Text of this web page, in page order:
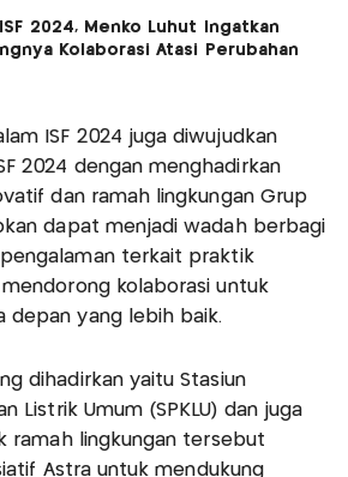
ISF 2024, Menko Luhut Ingatkan
Kolaborasi Atasi Perubahan
ISF 2024 juga diwujudkan
2024 dengan menghadirkan
dan ramah lingkungan Grup
dapat menjadi wadah berbagi
terkait praktik
kolaborasi untuk
depan yang lebih baik.
dihadirkan yaitu Stasiun
Listrik Umum (SPKLU) dan juga
ramah lingkungan tersebut
Astra untuk mendukung